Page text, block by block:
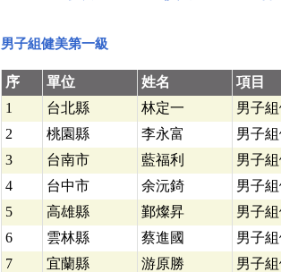
男子組健美第一級
序 單位 姓名 項目
1
台北縣 林定一 男子
2
桃園縣 李永富 男子
3
台南市 藍福利 男子
4
台中市 余沅錡 男子
5
高雄縣 鄞燦昇 男子
6
雲林縣 蔡進國 男子
7
宜蘭縣 游原勝 男子